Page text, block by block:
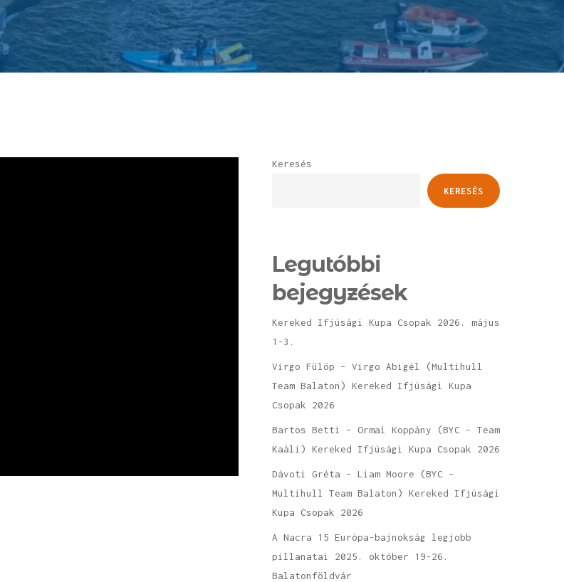
Keresés
KERESÉS
Legutóbbi
bejegyzések
Kereked Ifjúsági Kupa Csopak 2026. május
1-3.
Virgo Fülöp – Virgo Abigél (Multihull
Team Balaton) Kereked Ifjúsági Kupa
Csopak 2026
Bartos Betti – Ormai Koppány (BYC – Team
Kaáli) Kereked Ifjúsági Kupa Csopak 2026
Dávoti Gréta – Liam Moore (BYC –
Multihull Team Balaton) Kereked Ifjúsági
Kupa Csopak 2026
A Nacra 15 Európa-bajnokság legjobb
pillanatai 2025. október 19-26.
Balatonföldvár